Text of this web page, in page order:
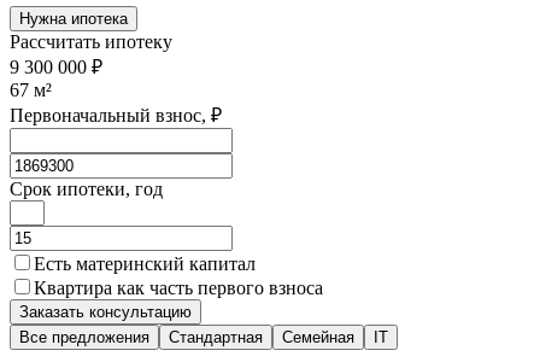
Нужна ипотека
Рассчитать ипотеку
9 300 000 ₽
67 м²
Первоначальный взнос, ₽
Срок ипотеки, год
Есть материнский капитал
Квартира как часть первого взноса
Заказать консультацию
Все предложения
Стандартная Семейная IT